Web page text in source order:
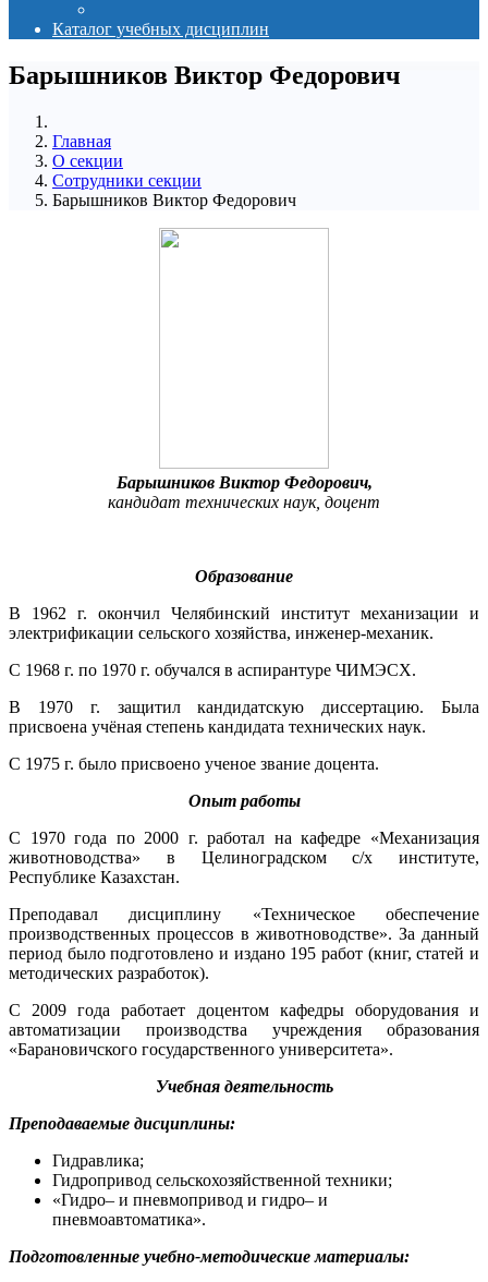
Каталог учебных дисциплин
Барышников Виктор Федорович
Главная
О секции
Сотрудники секции
Барышников Виктор Федорович
Барышников Виктор Федорович,
кандидат технических наук, доцент
Образование
В 1962 г. окончил Челябинский институт механизации и
электрификации сельского хозяйства, инженер-механик.
С 1968 г. по 1970 г. обучался в аспирантуре ЧИМЭСХ.
В 1970 г. защитил кандидатскую диссертацию. Была
присвоена учёная степень кандидата технических наук.
С 1975 г. было присвоено ученое звание доцента.
Опыт работы
С 1970 года по 2000 г. работал на кафедре «Механизация
животноводства» в Целиноградском с/х институте,
Республике Казахстан.
Преподавал дисциплину «Техническое обеспечение
производственных процессов в животноводстве». За данный
период было подготовлено и издано 195 работ (книг, статей и
методических разработок).
С 2009 года работает доцентом кафедры оборудования и
автоматизации производства учреждения образования
«Барановичского государственного университета».
Учебная деятельность
Преподаваемые дисциплины:
Гидравлика;
Гидропривод сельскохозяйственной техники;
«Гидро– и пневмопривод и гидро– и
пневмоавтоматика».
Подготовленные учебно-методические материалы: